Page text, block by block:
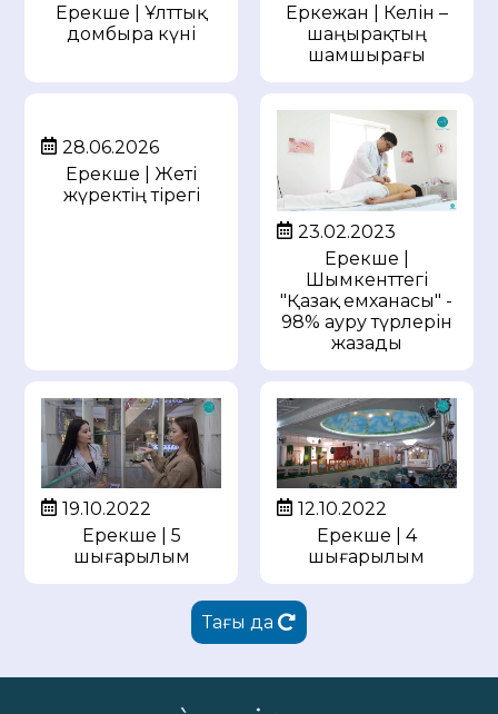
Ерекше | Ұлттық
домбыра күні
Еркежан | Келін –
шаңырақтың
шамшырағы
28.06.2026
Ерекше | Жеті
жүректің тірегі
23.02.2023
Ерекше |
Шымкенттегі
"Қазақ емханасы" -
98% ауру түрлерін
жазады
19.10.2022
Ерекше | 5
шығарылым
12.10.2022
Ерекше | 4
шығарылым
Тағы да